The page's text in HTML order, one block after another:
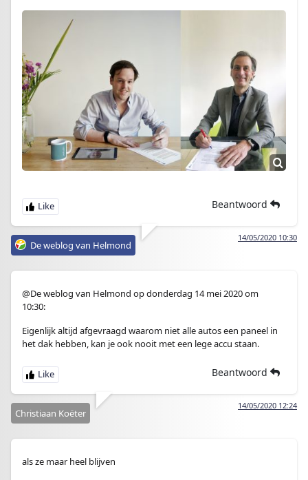
Beantwoord
14/05/2020 10:30
De weblog van Helmond
@De weblog van Helmond op donderdag 14 mei 2020 om
10:30:
Eigenlijk altijd afgevraagd waarom niet alle autos een paneel in
het dak hebben, kan je ook nooit met een lege accu staan.
Beantwoord
14/05/2020 12:24
Christiaan Koëter
als ze maar heel blijven